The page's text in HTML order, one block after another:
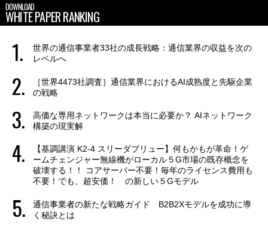
DOWNLOAD
WHITE PAPER RANKING
世界の通信事業者33社の成長戦略：通信業界の収益を次の
レベルへ
［世界4473社調査］通信業界におけるAI成熟度と先駆企業
の戦略
高価な専用ネットワークは本当に必要か？ AIネットワーク
構築の現実解
【基調講演 K2-4 スリーダブリュー】何もかもが革命！ゲ
ームチェンジャー無線機がローカル５G市場の既存概念を
破壊する！！ コアサーバー不要！毎年のライセンス費用も
不要！でも、超安価！ の新しい５Gモデル
通信事業者の新たな戦略ガイド B2B2Xモデルを成功に導
く秘訣とは